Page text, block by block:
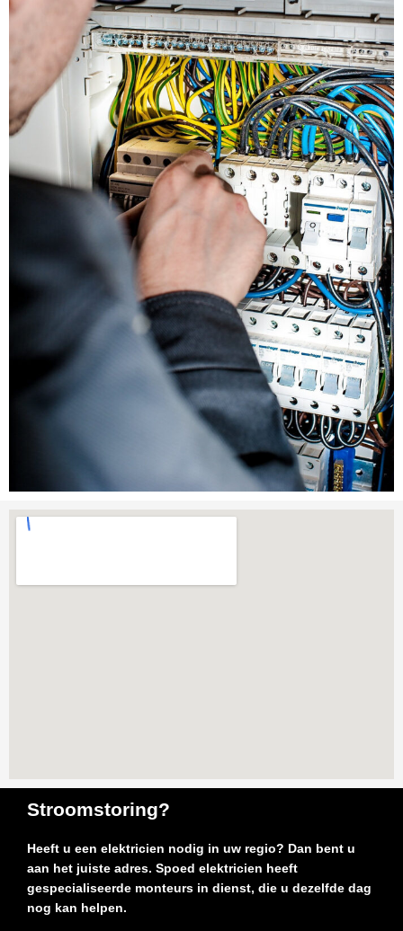
Stroomstoring?
Heeft u een elektricien nodig in uw regio? Dan bent u
aan het juiste adres. Spoed elektricien heeft
gespecialiseerde monteurs in dienst, die u dezelfde dag
nog kan helpen.